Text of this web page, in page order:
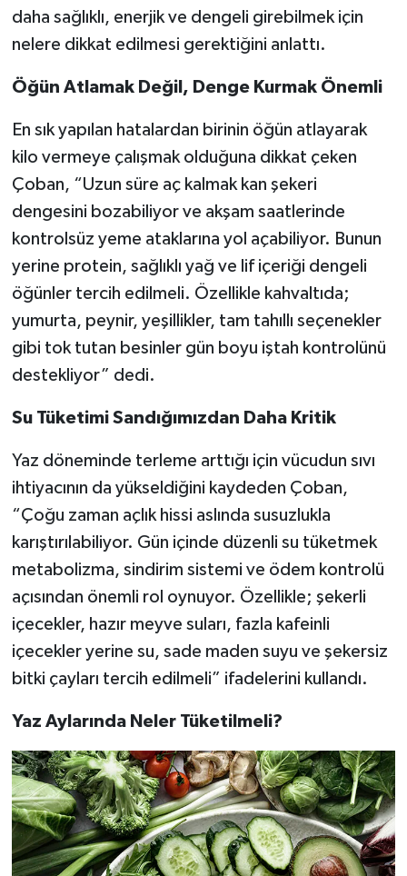
daha sağlıklı, enerjik ve dengeli girebilmek için
nelere dikkat edilmesi gerektiğini anlattı.
Öğün Atlamak Değil, Denge Kurmak Önemli
En sık yapılan hatalardan birinin öğün atlayarak
kilo vermeye çalışmak olduğuna dikkat çeken
Çoban, “Uzun süre aç kalmak kan şekeri
dengesini bozabiliyor ve akşam saatlerinde
kontrolsüz yeme ataklarına yol açabiliyor. Bunun
yerine protein, sağlıklı yağ ve lif içeriği dengeli
öğünler tercih edilmeli. Özellikle kahvaltıda;
yumurta, peynir, yeşillikler, tam tahıllı seçenekler
gibi tok tutan besinler gün boyu iştah kontrolünü
destekliyor” dedi.
Su Tüketimi Sandığımızdan Daha Kritik
Yaz döneminde terleme arttığı için vücudun sıvı
ihtiyacının da yükseldiğini kaydeden Çoban,
“Çoğu zaman açlık hissi aslında susuzlukla
karıştırılabiliyor. Gün içinde düzenli su tüketmek
metabolizma, sindirim sistemi ve ödem kontrolü
açısından önemli rol oynuyor. Özellikle; şekerli
içecekler, hazır meyve suları, fazla kafeinli
içecekler yerine su, sade maden suyu ve şekersiz
bitki çayları tercih edilmeli” ifadelerini kullandı.
Yaz Aylarında Neler Tüketilmeli?